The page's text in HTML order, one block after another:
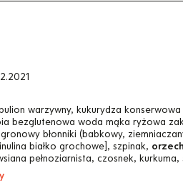
warzywny, kukurydza
bezglutenowa woda mąka ryżowa
błonniki (babkowy,
białko grochowe], szpinak,
pełnoziarnista, czosnek, kurkuma,